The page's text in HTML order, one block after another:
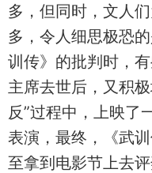
多，但同时，文人
多，令人细思极恐
训传》的批判时，
主席去世后，又积
反”过程中，上映了
表演，最终，《武
至拿到电影节上去